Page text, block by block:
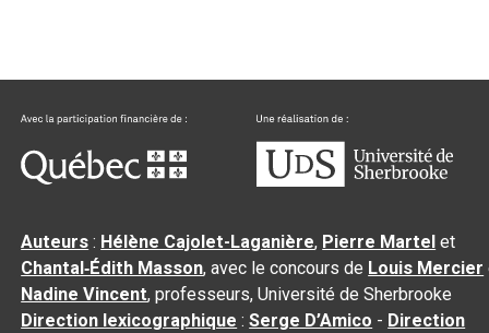
Auteurs : Hélène Cajolet-Laganière, Pierre Martel et
Chantal‑Édith Masson, avec le concours de Louis Mercier
Nadine Vincent, professeurs, Université de Sherbrooke
Direction lexicographique :Serge D’Amico - Direction